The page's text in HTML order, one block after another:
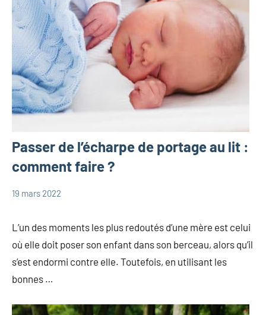
Passer de l’écharpe de portage au lit :
comment faire ?
19 mars 2022
L’un des moments les plus redoutés d’une mère est celui
où elle doit poser son enfant dans son berceau, alors qu’il
s’est endormi contre elle. Toutefois, en utilisant les
bonnes …